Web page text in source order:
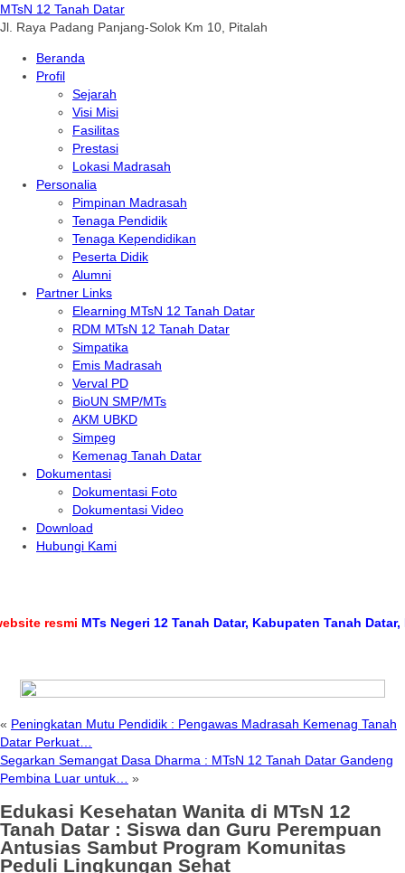
MTsN 12 Tanah Datar
Jl. Raya Padang Panjang-Solok Km 10, Pitalah
Beranda
Profil
Sejarah
Visi Misi
Fasilitas
Prestasi
Lokasi Madrasah
Personalia
Pimpinan Madrasah
Tenaga Pendidik
Tenaga Kependidikan
Peserta Didik
Alumni
Partner Links
Elearning MTsN 12 Tanah Datar
RDM MTsN 12 Tanah Datar
Simpatika
Emis Madrasah
Verval PD
BioUN SMP/MTs
AKM UBKD
Simpeg
Kemenag Tanah Datar
Dokumentasi
Dokumentasi Foto
Dokumentasi Video
Download
Hubungi Kami
resmi MTs Negeri 12 Tanah Datar, Kabupaten Tanah Datar,
« Peningkatan Mutu Pendidik : Pengawas Madrasah Kemenag Tanah
Datar Perkuat…
Segarkan Semangat Dasa Dharma : MTsN 12 Tanah Datar Gandeng
Pembina Luar untuk…
»
Edukasi Kesehatan Wanita di MTsN 12
Tanah Datar : Siswa dan Guru Perempuan
Antusias Sambut Program Komunitas
Peduli Lingkungan Sehat